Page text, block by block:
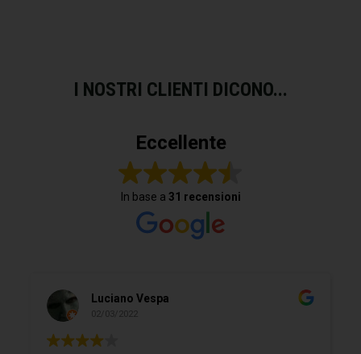
I NOSTRI CLIENTI DICONO...
Eccellente
In base a 31 recensioni
Luciano Vespa
02/03/2022